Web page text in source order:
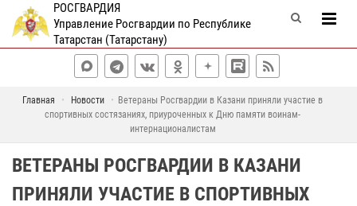
РОСГВАРДИЯ
Управление Росгвардии по Республике
Татарстан (Татарстану)
Главная Новости
Ветераны Росгвардии в Казани приняли участие в
спортивных состязаниях, приуроченных к Дню памяти воинам-
интернационалистам
ВЕТЕРАНЫ РОСГВАРДИИ В КАЗАНИ
ПРИНЯЛИ УЧАСТИЕ В СПОРТИВНЫХ